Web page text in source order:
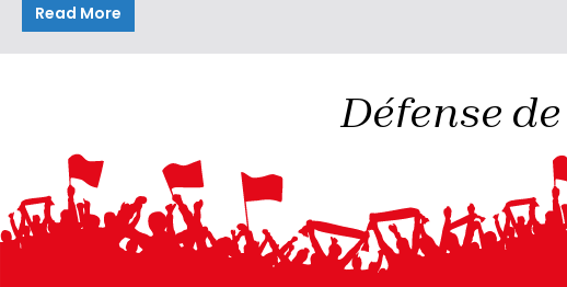
Read More
Défense